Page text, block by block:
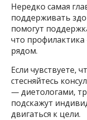
Нередко самая
поддерживать
помогут
что профилактика
рядом.
Если чувствуете,
стесняйтесь
— диетологами,
подскажут
двигаться к цели.